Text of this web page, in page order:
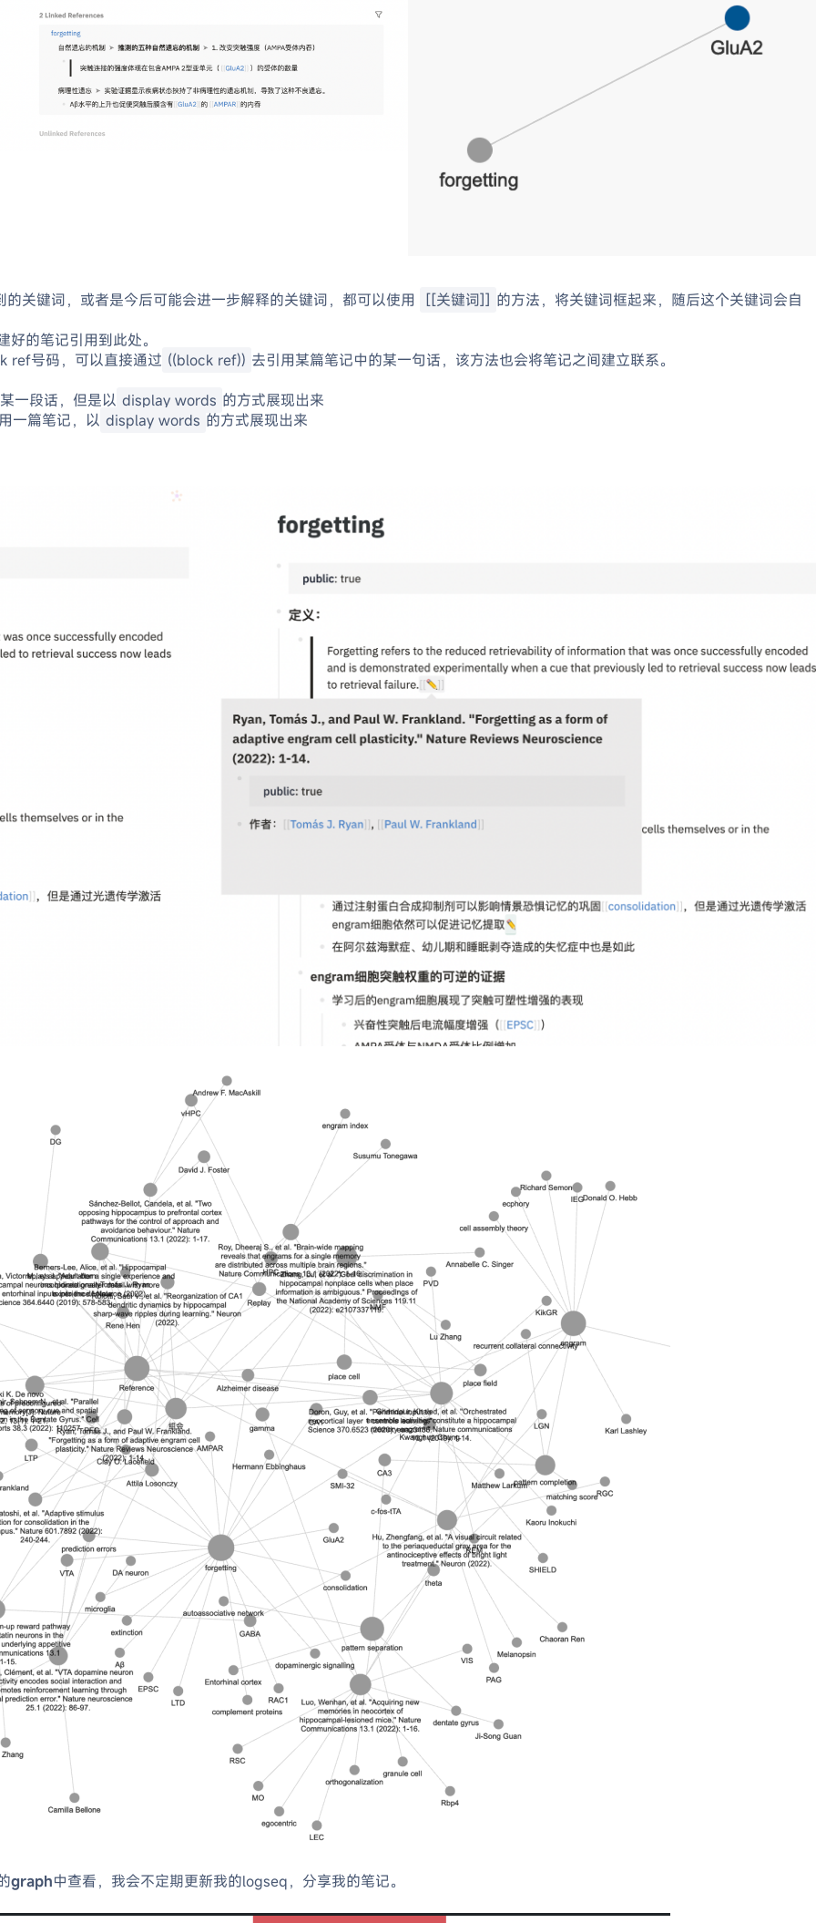
关键词，或者是今后可能会进一步解释的关键词，都可以使用 [[关键词]] 的方法，将关键词框起来，随后这个关键词会自
好的笔记引用到此处。
ref号码，可以直接通过 ((block ref)) 去引用某篇笔记中的某一句话，该方法也会将笔记之间建立联系。
一段话，但是以 display words 的方式展现出来
一篇笔记，以 display words 的方式展现出来
graph中查看，我会不定期更新我的logseq，分享我的笔记。